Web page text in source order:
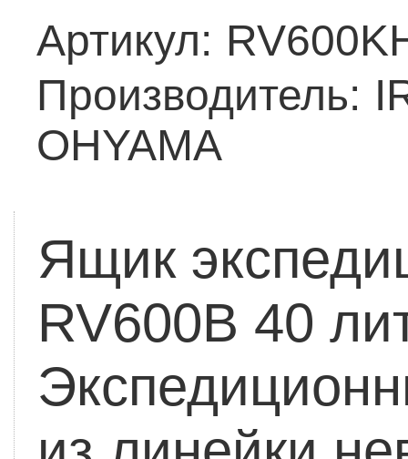
Артикул:
Производитель:
OHYAMA
Ящик
RV600B 40